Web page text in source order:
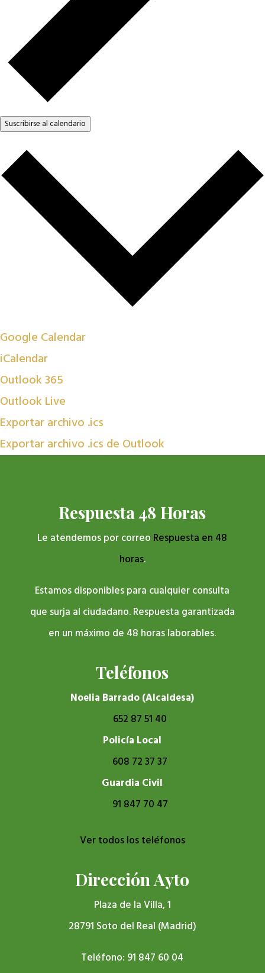
Suscribirse al calendario
Google Calendar
iCalendar
Outlook 365
Outlook Live
Exportar archivo .ics
Exportar archivo .ics de Outlook
Respuesta 48 Horas
Le atendemos por correo Respuesta en 48
horas.
Estamos disponibles para cualquier consulta
que surja al ciudadano. Respuesta garantizada
en un máximo de 48 horas laborables.
Teléfonos
Noelia Barrado (Alcaldesa)
652 87 51 40
Policía Local
608 72 37 37
Guardia Civil
91 847 70 47
Ver todos los teléfonos
Dirección Ayto
Plaza de la Villa, 1
28791 Soto del Real (Madrid)
Teléfono: 91 847 60 04